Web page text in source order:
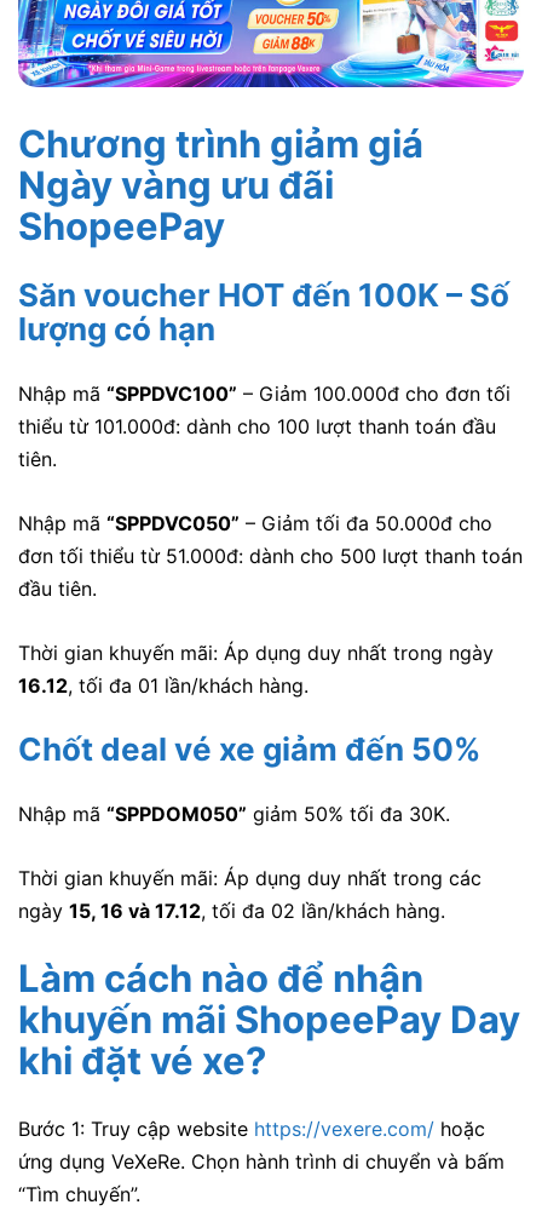
Chương trình giảm giá
Ngày vàng ưu đãi
ShopeePay
Săn voucher HOT đến 100K – Số
lượng có hạn
Nhập mã “SPPDVC100” – Giảm 100.000đ cho đơn tối
thiểu từ 101.000đ: dành cho 100 lượt thanh toán đầu
tiên.
Nhập mã “SPPDVC050” – Giảm tối đa 50.000đ cho
đơn tối thiểu từ 51.000đ: dành cho 500 lượt thanh toán
đầu tiên.
Thời gian khuyến mãi: Áp dụng duy nhất trong ngày
16.12, tối đa 01 lần/khách hàng.
Chốt deal vé xe giảm đến 50%
Nhập mã “SPPDOM050” giảm 50% tối đa 30K.
Thời gian khuyến mãi: Áp dụng duy nhất trong các
ngày 15, 16 và 17.12, tối đa 02 lần/khách hàng.
Làm cách nào để nhận
khuyến mãi ShopeePay Day
khi đặt vé xe?
Bước 1: Truy cập website https://vexere.com/ hoặc
ứng dụng VeXeRe. Chọn hành trình di chuyển và bấm
“Tìm chuyến”.